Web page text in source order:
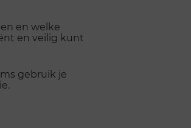
en welke
en veilig kunt
gebruik je